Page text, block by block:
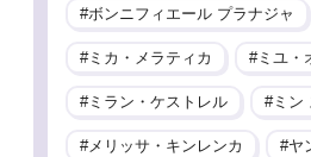
ボンニフィエール プラナジャ
ミカ・メラティカ ミユ・
ミラン・ケストレル ミン
メリッサ・キンレンカ ヤ